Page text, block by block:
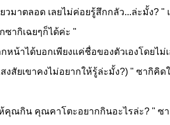
วมาตลอด เลยไม่ค่อยรู้สึกกลัว...ล่ะมั้ง?
ซากิเฉยๆก็ได้ค่ะ "
าได้บอกเพียงแค่ชื่อของตัวเองโดยไม่
ยเขาคงไม่อยากให้รู้ล่ะมั้ง?) " ซากิคิด
กิน คุณคาโตะอยากกินอะไรล่ะ? " ซา